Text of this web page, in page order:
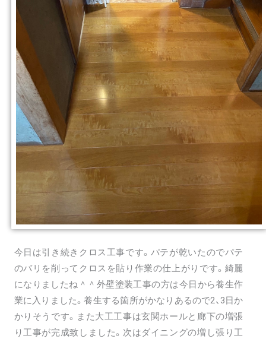
今日は引き続きクロス工事です。パテが乾いたのでパテ
のバリを削ってクロスを貼り作業の仕上がりです。綺麗
になりましたね＾＾外壁塗装工事の方は今日から養生作
業に入りました。養生する箇所がかなりあるので2、3日か
かりそうです。また大工工事は玄関ホールと廊下の増張
り工事が完成致しました。次はダイニングの増し張り工